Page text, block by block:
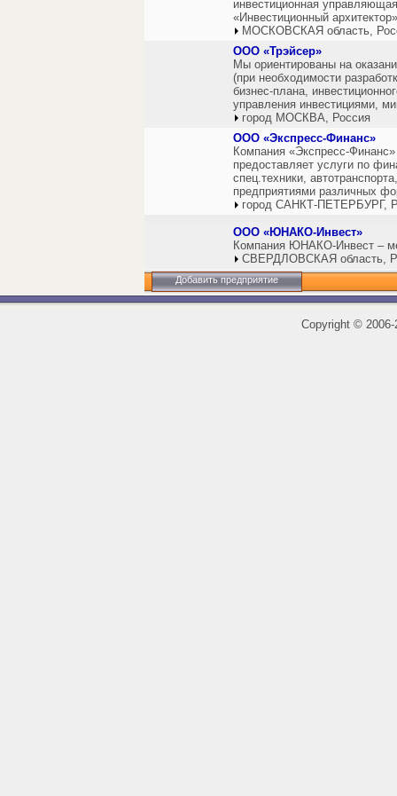
инвестиционная
«Инвестиционный
МОСКОВСКАЯ область,
ООО «Трэйсер»
Мы ориентированы на
(при необходимости
бизнес-плана,
управления инвестициями,
город МОСКВА, Россия
ООО «Экспресс-Финанс»
Компания «Экспресс-
предоставляет услуги по
спец.техники,
предприятиями различных
город САНКТ-ПЕТЕРБУРГ,
ООО «ЮНАКО-Инвест»
Компания ЮНАКО-Инвест –
СВЕРДЛОВСКАЯ область,
Добавить предприятие
Copyright ©